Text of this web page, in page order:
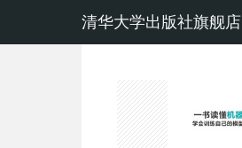
清华大学出版社旗舰店